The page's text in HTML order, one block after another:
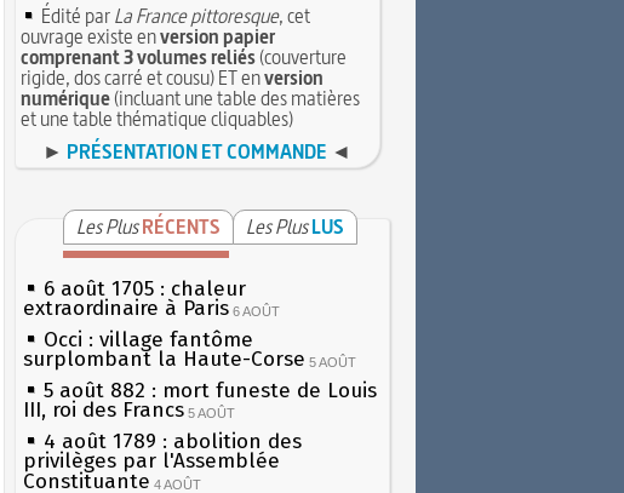
Édité parLa France pittoresque, cet
ouvrage existe enversion papier
comprenant 3 volumes reliés(couverture
rigide, dos carré et cousu) ET enversion
numérique(incluant une table des matières
et une table thématique cliquables)
► PRÉSENTATION ET COMMANDE ◄
Les Plus RÉCENTS Les Plus LUS
6 août 1705 : chaleur
extraordinaire à Paris 6 AOÛT
Occi : village fantôme
surplombant la Haute-Corse 5 AOÛT
5 août 882 : mort funeste de Louis
III, roi des Francs 5 AOÛT
4 août 1789 : abolition des
privilèges par l'Assemblée
Constituante 4 AOÛT